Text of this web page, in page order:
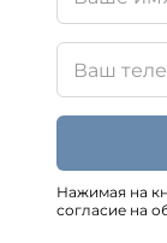
Нажимая на
согласие на